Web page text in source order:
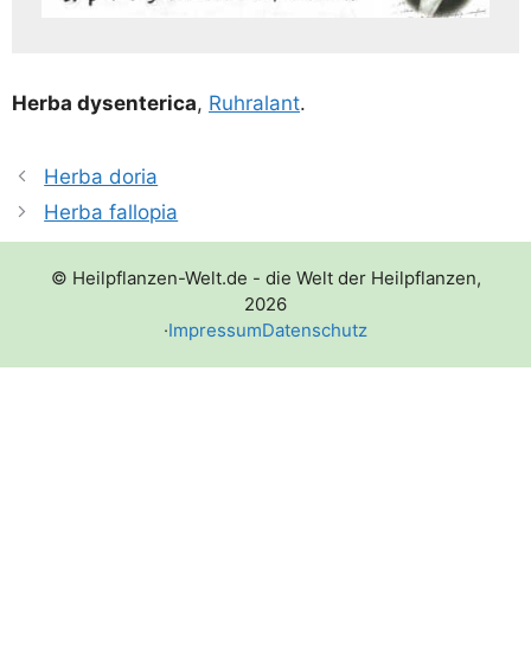
Her­ba dys­en­te­ri­ca, Ruhr­alant.
Herba doria
Herba fallopia
© Heilpflanzen-Welt.de - die Welt der Heilpflanzen,
2026
·ImpressumDatenschutz